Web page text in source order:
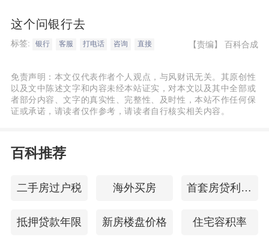
这个问银行去
标签: 银行 客服 打电话 咨询 直接 【责编】 百科合成
免责声明：本文仅代表作者个人观点，与风财讯无关。其原创性
以及文中陈述文字和内容未经本站证实，对本文以及其中全部或
者部分内容、文字的真实性、完整性、及时性，本站不作任何保
证或承诺，请读者仅作参考，请读者自行核实相关内容。
百科推荐
二手房过户税 海外买房 首套房贷利率变化
抵押贷款年限 新房楼盘价格 住宅容积率